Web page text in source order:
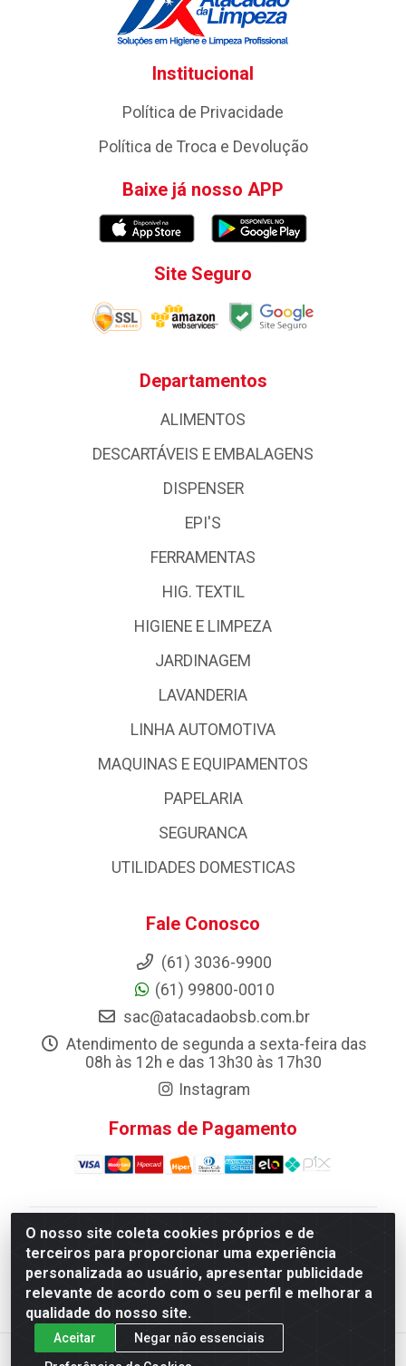
O nosso site coleta cookies próprios e de
terceiros para proporcionar uma experiência
personalizada ao usuário, apresentar publicidade
relevante de acordo com o seu perfil e melhorar a
qualidade do nosso site.
Aceitar
Negar não essenciais
Institucional
Política de Privacidade
Política de Troca e Devolução
Baixe já nosso APP
Site Seguro
Departamentos
ALIMENTOS
DESCARTÁVEIS E EMBALAGENS
DISPENSER
EPI'S
FERRAMENTAS
HIG. TEXTIL
HIGIENE E LIMPEZA
JARDINAGEM
LAVANDERIA
LINHA AUTOMOTIVA
MAQUINAS E EQUIPAMENTOS
PAPELARIA
SEGURANCA
UTILIDADES DOMESTICAS
Fale Conosco
(61) 3036-9900
(61) 99800-0010
sac@atacadaobsb.com.br
Atendimento de segunda a sexta-feira das
08h às 12h e das 13h30 às 17h30
Instagram
Formas de Pagamento
Atacadao da Limpeza F. Pereira Queiroz Comercio e
Distribuicao LTDA - Quadra Qi 10 Lotes 39 e, 41 - Setor
Industrial (Taguatinga), Brasília/DF - CEP 72.135-100 -
CNPJ 13.184.675/0001-80